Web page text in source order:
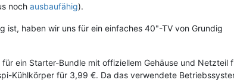
noch ausbaufähig).
ist, haben wir uns für ein einfaches 40"-TV von Grundig
ein Starter-Bundle mit offiziellem Gehäuse und Netzteil
Kühlkörper für 3,99 €. Da das verwendete